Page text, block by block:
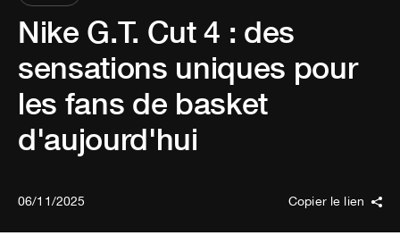
Nike G.T. Cut 4 : des
sensations uniques pour
les fans de basket
d'aujourd'hui
06/11/2025 Copier le lien